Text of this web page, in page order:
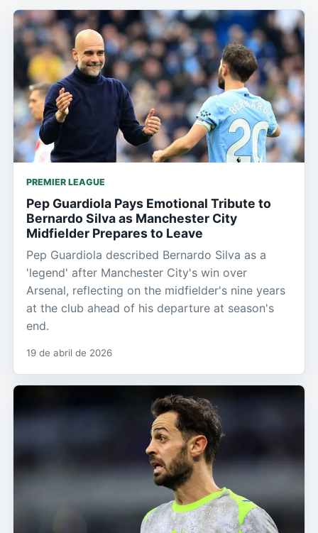
PREMIER LEAGUE
Pep Guardiola Pays Emotional Tribute to
Bernardo Silva as Manchester City
Midfielder Prepares to Leave
Pep Guardiola described Bernardo Silva as a
'legend' after Manchester City's win over
Arsenal, reflecting on the midfielder's nine years
at the club ahead of his departure at season's
end.
19 de abril de 2026